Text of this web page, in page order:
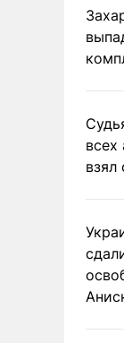
всех
взял